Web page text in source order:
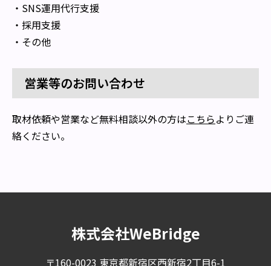
・SNS運用代行支援
・採用支援
・その他
営業等のお問い合わせ
取材依頼や営業など無料相談以外の方はこちらよりご連
絡ください。
株式会社WeBridge
〒160-0023 東京都新宿区西新宿2丁目6-1